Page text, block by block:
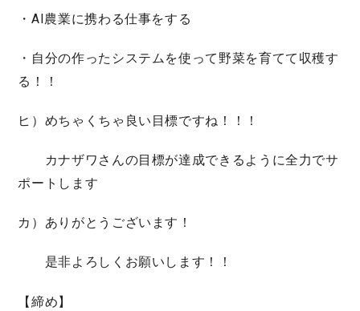
・AI農業に携わる仕事をする
・自分の作ったシステムを使って野菜を育てて収穫す
る！！
ヒ）めちゃくちゃ良い目標ですね！！！
カナザワさんの目標が達成できるように全力でサ
ポートします
カ）ありがとうございます！
是非よろしくお願いします！！
【締め】